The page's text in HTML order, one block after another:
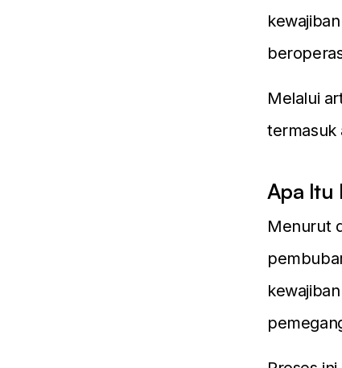
Melalui
termasuk
Apa Itu
Menurut